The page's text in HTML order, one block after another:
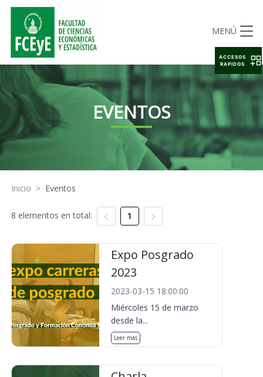
MENÚ
EVENTOS
Inicio > Eventos
8 elementos en total: 1
Expo Posgrado
2023
2023-03-15 18:00:00
Miércoles 15 de marzo
desde la...
Leer más
ACCESOS
RAPIDOS